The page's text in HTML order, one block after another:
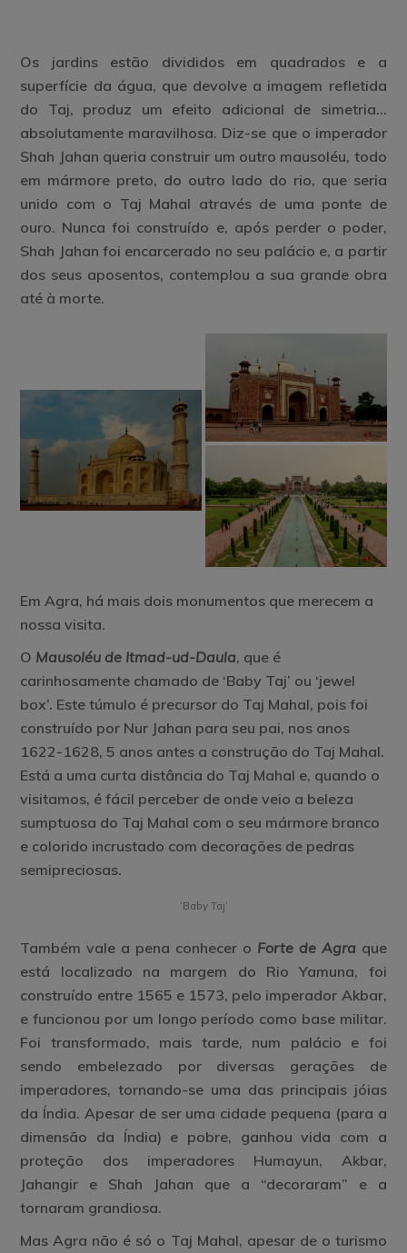
Os jardins estão divididos em quadrados e a
superfície da água, que devolve a imagem refletida
do Taj, produz um efeito adicional de simetria…
absolutamente maravilhosa. Diz-se que o imperador
Shah Jahan queria construir um outro mausoléu, todo
em mármore preto, do outro lado do rio, que seria
unido com o Taj Mahal através de uma ponte de
ouro. Nunca foi construído e, após perder o poder,
Shah Jahan foi encarcerado no seu palácio e, a partir
dos seus aposentos, contemplou a sua grande obra
até à morte.
Em Agra, há mais dois monumentos que merecem a
nossa visita.
O Mausoléu de Itmad-ud-Daula, que é
carinhosamente chamado de ‘Baby Taj’ ou ‘jewel
box’. Este túmulo é precursor do Taj Mahal, pois foi
construído por Nur Jahan para seu pai, nos anos
1622-1628, 5 anos antes a construção do Taj Mahal.
Está a uma curta distância do Taj Mahal e, quando o
visitamos, é fácil perceber de onde veio a beleza
sumptuosa do Taj Mahal com o seu mármore branco
e colorido incrustado com decorações de pedras
semipreciosas.
‘Baby Taj’
Também vale a pena conhecer o Forte de Agra que
está localizado na margem do Rio Yamuna, foi
construído entre 1565 e 1573, pelo imperador Akbar,
e funcionou por um longo período como base militar.
Foi transformado, mais tarde, num palácio e foi
sendo embelezado por diversas gerações de
imperadores, tornando-se uma das principais jóias
da Índia. Apesar de ser uma cidade pequena (para a
dimensão da Índia) e pobre, ganhou vida com a
proteção dos imperadores Humayun, Akbar,
Jahangir e Shah Jahan que a “decoraram” e a
tornaram grandiosa.
Mas Agra não é só o Taj Mahal, apesar de o turismo